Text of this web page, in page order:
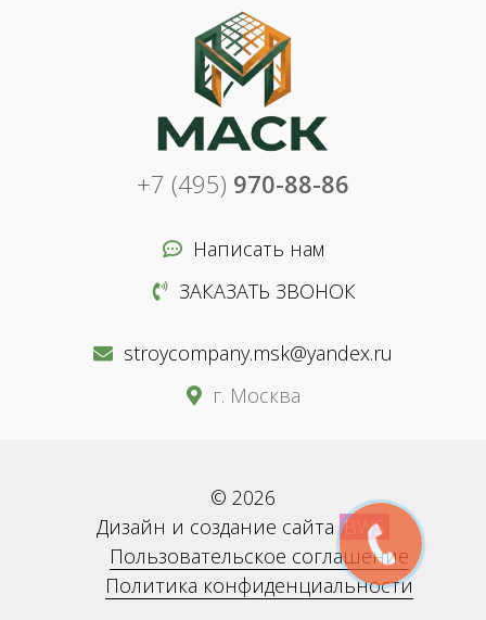
+7 (495) 970-88-86
Написать нам
ЗАКАЗАТЬ ЗВОНОК
stroycompany.msk@yandex.ru
г. Москва
© 2026
Дизайн и создание сайтаBWS
Пользовательское соглашение
Политика конфиденциальности